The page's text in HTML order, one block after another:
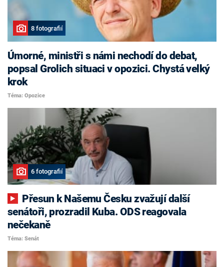
8 fotografií
Úmorné, ministři s námi nechodí do debat,
popsal Grolich situaci v opozici. Chystá velký
krok
Téma: Opozice
6 fotografií
senátoři, prozradil Kuba. ODS reagovala
nečekaně
Téma: Senát